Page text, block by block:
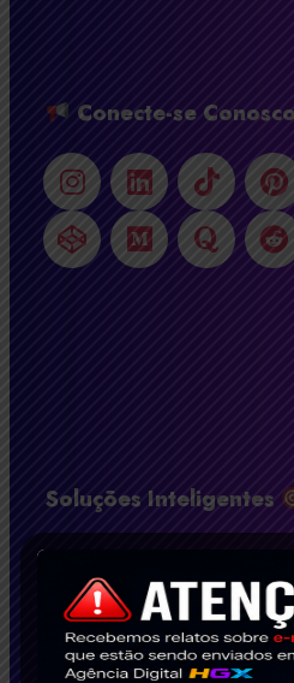
Conecte-se
Soluções Inteligentes
Agência de Google Adwords
Criação de Landing Page –
Criação de Loja Virtual BH –